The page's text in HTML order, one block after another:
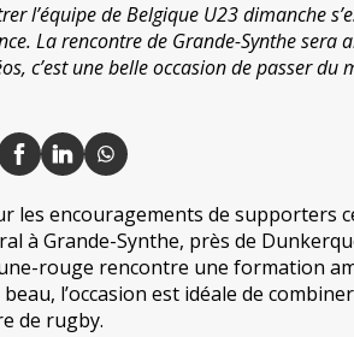
l’équipe de Belgique U23 dimanche
La rencontre de Grande-Synthe sera
c’est une belle occasion de passer du
les encouragements de supporters
à Grande-Synthe, près de
rouge rencontre une formation
l’occasion est idéale de
de rugby.